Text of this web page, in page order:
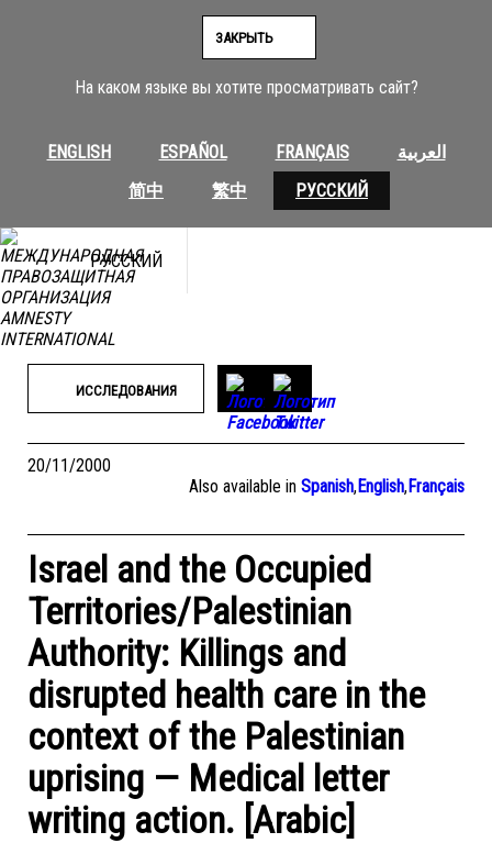
На каком языке вы хотите просматривать сайт?
ENGLISH ESPAÑOL FRANÇAIS
العربية
简中
繁中 РУССКИЙ
ЗАКРЫТЬ
РУССКИЙ
ИССЛЕДОВАНИЯ
20/11/2000
Also available in Spanish,English,Français
Israel and the Occupied
Territories/Palestinian
Authority: Killings and
disrupted health care in the
context of the Palestinian
uprising — Medical letter
writing action. [Arabic]